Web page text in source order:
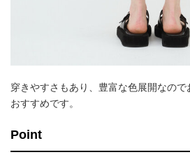
穿きやすさもあり、豊富な色展開なの
おすすめです。
Point